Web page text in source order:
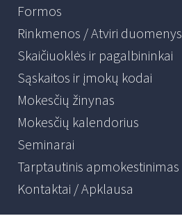
Formos
Rinkmenos / Atviri duomenys
Skaičiuoklės ir pagalbininkai
Sąskaitos ir įmokų kodai
Mokesčių žinynas
Mokesčių kalendorius
Seminarai
Tarptautinis apmokestinimas
Kontaktai / Apklausa